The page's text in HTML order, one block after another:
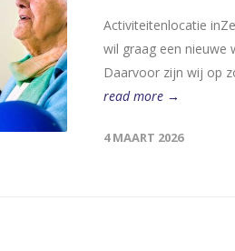
Activiteitenlocatie
wil graag een nieuwe
Daarvoor zijn wij op
read more →
4 MAART 2026